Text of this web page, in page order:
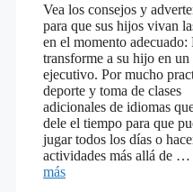
Vea los consejos y
para que sus hijos vivan
en el momento adecuado:
transforme a su hijo en
ejecutivo. Por mucho
deporte y toma de clases
adicionales de idiomas
dele el tiempo para que
jugar todos los días o
actividades más allá de …
más